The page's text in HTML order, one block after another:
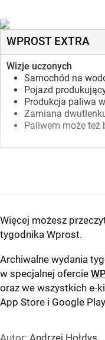
WPROST EXTRA
Wizje uczonych
Samochód na
Pojazd
Produkcja paliwa
Zamiana
Paliwem może też
Więcej możesz
tygodnika Wprost.
Archiwalne wydania
w specjalnej ofercie
oraz we wszystkich e-
App Store i Google Play